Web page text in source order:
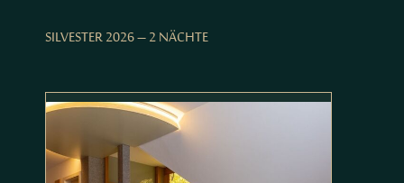
SILVESTER 2026 – 2 NÄCHTE